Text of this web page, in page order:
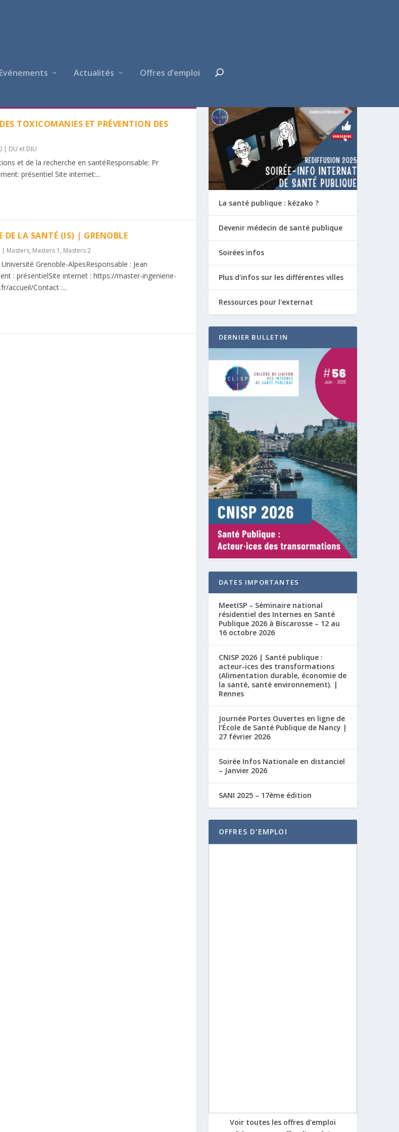
Evénements Actualités Offres d’emploi
TOXICOMANIES ET PRÉVENTION DES
| DU et DIU
et de la recherche en santéResponsable: Pr
présentiel Site internet:...
DE LA SANTÉ (IS) | GRENOBLE
| Masters, Masters 1 , Masters 2
Grenoble-AlpesResponsable : Jean
: présentielSite internet : https://master-ingenierie-
accueil/Contact :...
La santé publique : kézako ?
Devenir médecin de santé publique
Soirées infos
Plus d'infos sur les différentes villes
Ressources pour l'externat
DERNIER BULLETIN
DATES IMPORTANTES
MeetISP – Séminaire national
résidentiel des Internes en Santé
Publique 2026 à Biscarosse – 12 au
16 octobre 2026
CNISP 2026 | Santé publique :
acteur-ices des transformations
(Alimentation durable, économie de
la santé, santé environnement). |
Rennes
Journée Portes Ouvertes en ligne de
l’École de Santé Publique de Nancy |
27 février 2026
Soirée Infos Nationale en distanciel
– Janvier 2026
SANI 2025 – 17ème édition
OFFRES D'EMPLOI
Voir toutes les offres d'emploi